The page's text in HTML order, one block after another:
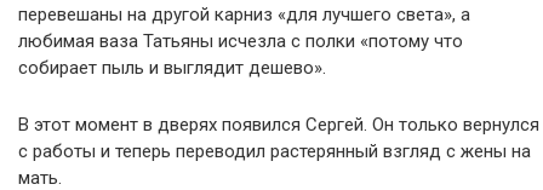
перевешаны на другой карниз «для лучшего света», а
любимая ваза Татьяны исчезла с полки «потому что
собирает пыль и выглядит дешево».
В этот момент в дверях появился Сергей. Он только вернулся
с работы и теперь переводил растерянный взгляд с жены на
мать.